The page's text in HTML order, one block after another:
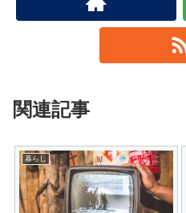
関連記事
暮らし